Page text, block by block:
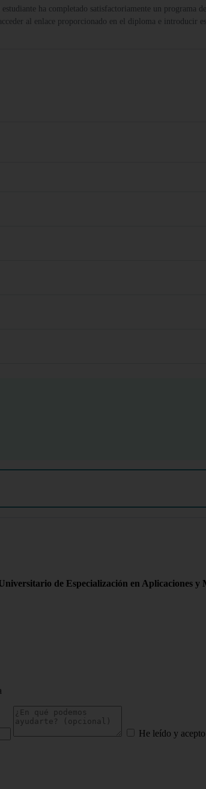
ha completado satisfactoriamente un programa
al enlace proporcionado en el diploma e introducir
de Especialización en Aplicaciones y
He leído y